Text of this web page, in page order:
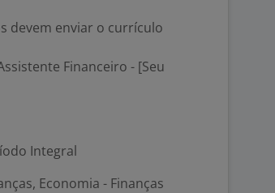
devem enviar o currículo
Financeiro - [Seu
Integral
Economia - Finanças